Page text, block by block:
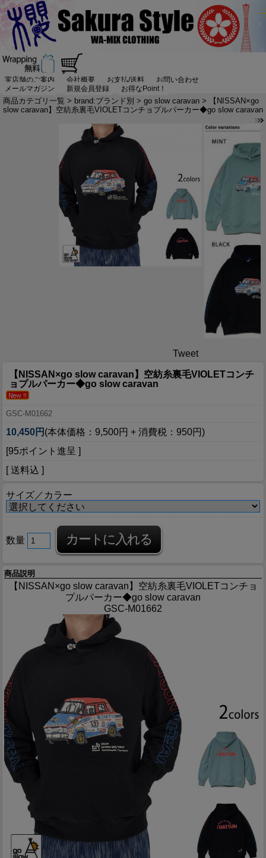
実店舗のご案内 会社概要 お支払/送料
お問い合わせ
メールマガジン
新規会員登録 お得なPoint！
商品カテゴリ一覧 > brand:ブランド別 > go slow caravan > 【NISSAN×go
slow caravan】空紡糸裏毛VIOLETコンチョプルパーカー◆go slow caravan
Tweet
【NISSAN×go slow caravan】空紡糸裏毛VIOLETコンチ
ョプルパーカー◆go slow caravan
GSC-M01662
10,450円 (本体価格：9,500円 + 消費税：950円)
[95ポイント進呈 ]
[ 送料込 ]
サイズ／カラー
数量
商品説明
【NISSAN×go slow caravan】空紡糸裏毛VIOLETコンチョ
プルパーカー◆go slow caravan
GSC-M01662